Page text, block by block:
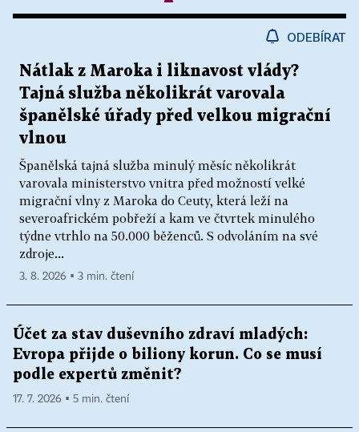
ODEBÍRAT
Nátlak z Maroka i liknavost vlády?
Tajná služba několikrát varovala
španělské úřady před velkou migrační
vlnou
Španělská tajná služba minulý měsíc několikrát
varovala ministerstvo vnitra před možností velké
migrační vlny z Maroka do Ceuty, která leží na
severoafrickém pobřeží a kam ve čtvrtek minulého
týdne vtrhlo na 50.000 běženců. S odvoláním na své
zdroje...
3. 8. 2026 ▪ 3 min. čtení
Účet za stav duševního zdraví mladých:
Evropa přijde o biliony korun. Co se musí
podle expertů změnit?
17. 7. 2026 ▪ 5 min. čtení